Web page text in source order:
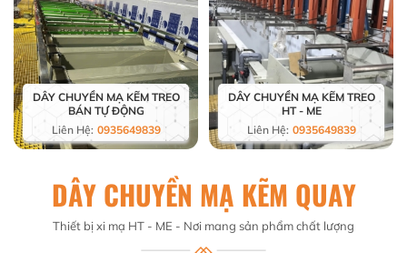
DÂY CHUYỀN MẠ KẼM TREO
BÁN TỰ ĐỘNG
Liên Hệ: 0935649839
DÂY CHUYỀN MẠ KẼM TREO
HT - ME
Liên Hệ: 0935649839
DÂY CHUYỀN MẠ KẼM QUAY
Thiết bị xi mạ HT - ME - Nơi mang sản phẩm chất lượng